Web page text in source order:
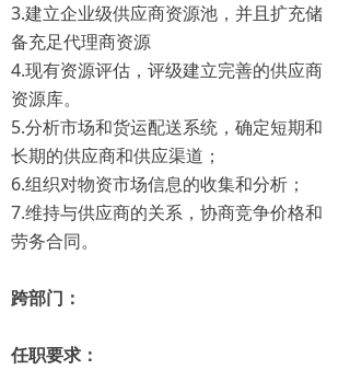
3.建立企业级供应商资源池，并且扩充储
备充足代理商资源
4.现有资源评估，评级建立完善的供应商
资源库。
5.分析市场和货运配送系统，确定短期和
长期的供应商和供应渠道；
6.组织对物资市场信息的收集和分析；
7.维持与供应商的关系，协商竞争价格和
劳务合同。
跨部门：
任职要求：